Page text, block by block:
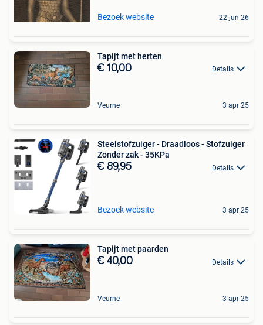
Bezoek website 22 jun 26
Tapijt met herten
€ 10,00 Details
Veurne 3 apr 25
Steelstofzuiger - Draadloos - Stofzuiger
Zonder zak - 35KPa
€ 89,95 Details
Bezoek website 3 apr 25
Tapijt met paarden
€ 40,00 Details
Veurne 3 apr 25